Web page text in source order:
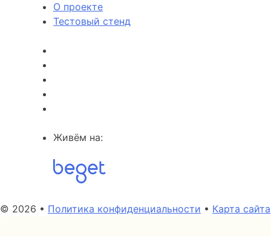
О проекте
Тестовый стенд
Живём на:
© 2026 • Политика конфиденциальности • Карта сайта